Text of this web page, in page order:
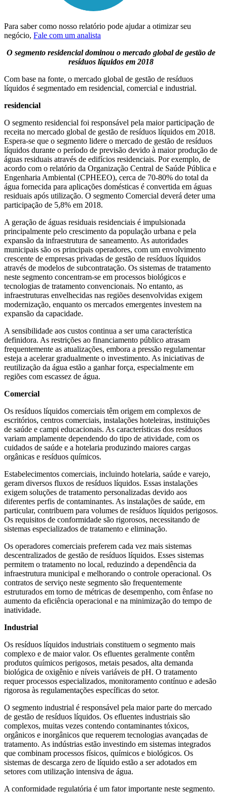
Para saber como nosso relatório pode ajudar a otimizar seu
negócio, Fale com um analista
O segmento residencial dominou o mercado global de gestão de
resíduos líquidos em 2018
Com base na fonte, o mercado global de gestão de resíduos
líquidos é segmentado em residencial, comercial e industrial.
residencial
O segmento residencial foi responsável pela maior participação de
receita no mercado global de gestão de resíduos líquidos em 2018.
Espera-se que o segmento lidere o mercado de gestão de resíduos
líquidos durante o período de previsão devido à maior produção de
águas residuais através de edifícios residenciais. Por exemplo, de
acordo com o relatório da Organização Central de Saúde Pública e
Engenharia Ambiental (CPHEEO), cerca de 70-80% do total da
água fornecida para aplicações domésticas é convertida em águas
residuais após utilização. O segmento Comercial deverá deter uma
participação de 5,8% em 2018.
A geração de águas residuais residenciais é impulsionada
principalmente pelo crescimento da população urbana e pela
expansão da infraestrutura de saneamento. As autoridades
municipais são os principais operadores, com um envolvimento
crescente de empresas privadas de gestão de resíduos líquidos
através de modelos de subcontratação. Os sistemas de tratamento
neste segmento concentram-se em processos biológicos e
tecnologias de tratamento convencionais. No entanto, as
infraestruturas envelhecidas nas regiões desenvolvidas exigem
modernização, enquanto os mercados emergentes investem na
expansão da capacidade.
A sensibilidade aos custos continua a ser uma característica
definidora. As restrições ao financiamento público atrasam
frequentemente as atualizações, embora a pressão regulamentar
esteja a acelerar gradualmente o investimento. As iniciativas de
reutilização da água estão a ganhar força, especialmente em
regiões com escassez de água.
Comercial
Os resíduos líquidos comerciais têm origem em complexos de
escritórios, centros comerciais, instalações hoteleiras, instituições
de saúde e campi educacionais. As características dos resíduos
variam amplamente dependendo do tipo de atividade, com os
cuidados de saúde e a hotelaria produzindo maiores cargas
orgânicas e resíduos químicos.
Estabelecimentos comerciais, incluindo hotelaria, saúde e varejo,
geram diversos fluxos de resíduos líquidos. Essas instalações
exigem soluções de tratamento personalizadas devido aos
diferentes perfis de contaminantes. As instalações de saúde, em
particular, contribuem para volumes de resíduos líquidos perigosos.
Os requisitos de conformidade são rigorosos, necessitando de
sistemas especializados de tratamento e eliminação.
Os operadores comerciais preferem cada vez mais sistemas
descentralizados de gestão de resíduos líquidos. Esses sistemas
permitem o tratamento no local, reduzindo a dependência da
infraestrutura municipal e melhorando o controle operacional. Os
contratos de serviço neste segmento são frequentemente
estruturados em torno de métricas de desempenho, com ênfase no
aumento da eficiência operacional e na minimização do tempo de
inatividade.
Industrial
Os resíduos líquidos industriais constituem o segmento mais
complexo e de maior valor. Os efluentes geralmente contêm
produtos químicos perigosos, metais pesados, alta demanda
biológica de oxigênio e níveis variáveis ​​de pH. O tratamento
requer processos especializados, monitoramento contínuo e adesão
rigorosa às regulamentações específicas do setor.
O segmento industrial é responsável pela maior parte do mercado
de gestão de resíduos líquidos. Os efluentes industriais são
complexos, muitas vezes contendo contaminantes tóxicos,
orgânicos e inorgânicos que requerem tecnologias avançadas de
tratamento. As indústrias estão investindo em sistemas integrados
que combinam processos físicos, químicos e biológicos. Os
sistemas de descarga zero de líquido estão a ser adotados em
setores com utilização intensiva de água.
A conformidade regulatória é um fator importante neste segmento.